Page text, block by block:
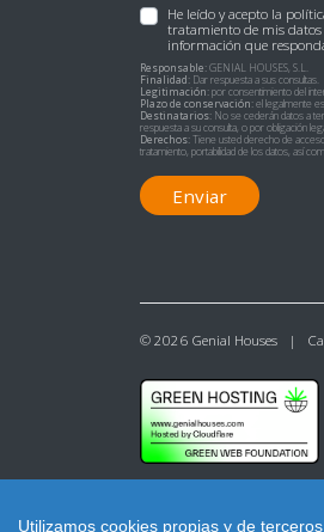
Utilizamos cookies propias y de
He leído y acepto la
tratamiento de mis datos
información que
Responsable:GENIAL HOUSES, S.L.
Finalidad: Dar respuesta a sus consultas.
Legitimación:por consentimiento del
Plazo de conservación:el legalmente
Destinatarios: No se cederán datos a
respuesta a su consulta, o por obligación
Derechos:Tiene usted derecho de
tratamiento, portabilidad de los datos, así
Enviar
© 2026 Genial Houses |